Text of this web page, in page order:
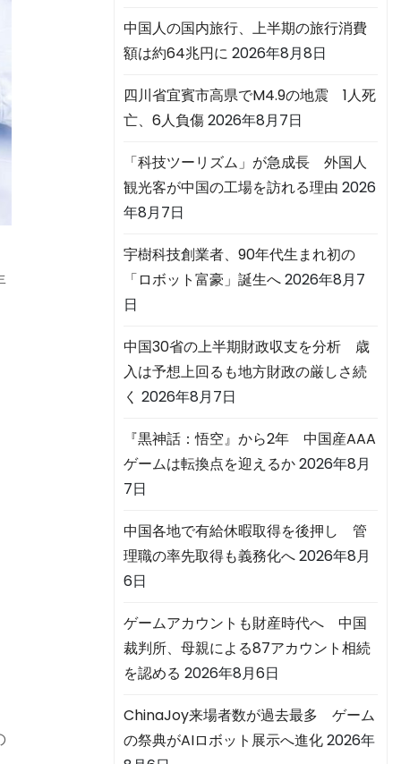
中国人の国内旅行、上半期の旅行消費
額は約64兆円に 2026年8月8日
四川省宜賓市高県でM4.9の地震 1人死
亡、6人負傷2026年8月7日
「科技ツーリズム」が急成長 外国人
観光客が中国の工場を訪れる理由 2026
年8月7日
宇樹科技創業者、90年代生まれ初の
「ロボット富豪」誕生へ2026年8月7
日
中国30省の上半期財政収支を分析 歳
入は予想上回るも地方財政の厳しさ続
く 2026年8月7日
『黒神話：悟空』から2年 中国産AAA
ゲームは転換点を迎えるか2026年8月
7日
中国各地で有給休暇取得を後押し 管
理職の率先取得も義務化へ2026年8月
6日
ゲームアカウントも財産時代へ 中国
裁判所、母親による87アカウント相続
を認める 2026年8月6日
ChinaJoy来場者数が過去最多 ゲーム
の祭典がAIロボット展示へ進化2026年